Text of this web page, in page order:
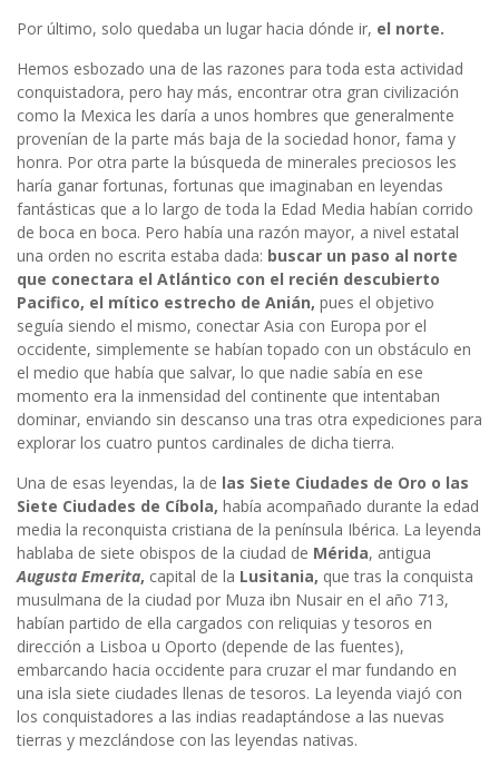
Por último, solo quedaba un lugar hacia dónde ir, el norte.
Hemos esbozado una de las razones para toda esta actividad
conquistadora, pero hay más, encontrar otra gran civilización
como la Mexica les daría a unos hombres que generalmente
provenían de la parte más baja de la sociedad honor, fama y
honra. Por otra parte la búsqueda de minerales preciosos les
haría ganar fortunas, fortunas que imaginaban en leyendas
fantásticas que a lo largo de toda la Edad Media habían corrido
de boca en boca. Pero había una razón mayor, a nivel estatal
una orden no escrita estaba dada: buscar un paso al norte
que conectara el Atlántico con el recién descubierto
Pacifico, el mítico estrecho de Anián, pues el objetivo
seguía siendo el mismo, conectar Asia con Europa por el
occidente, simplemente se habían topado con un obstáculo en
el medio que había que salvar, lo que nadie sabía en ese
momento era la inmensidad del continente que intentaban
dominar, enviando sin descanso una tras otra expediciones para
explorar los cuatro puntos cardinales de dicha tierra.
Una de esas leyendas, la de las Siete Ciudades de Oro o las
Siete Ciudades de Cíbola, había acompañado durante la edad
media la reconquista cristiana de la península Ibérica. La leyenda
hablaba de siete obispos de la ciudad de Mérida, antigua
Augusta Emerita, capital de la Lusitania, que tras la conquista
musulmana de la ciudad por Muza ibn Nusair en el año 713,
habían partido de ella cargados con reliquias y tesoros en
dirección a Lisboa u Oporto (depende de las fuentes),
embarcando hacia occidente para cruzar el mar fundando en
una isla siete ciudades llenas de tesoros. La leyenda viajó con
los conquistadores a las indias readaptándose a las nuevas
tierras y mezclándose con las leyendas nativas.